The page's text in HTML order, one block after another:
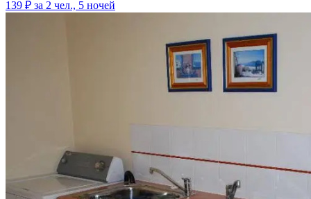
139 ₽ за 2 чел., 5 ночей